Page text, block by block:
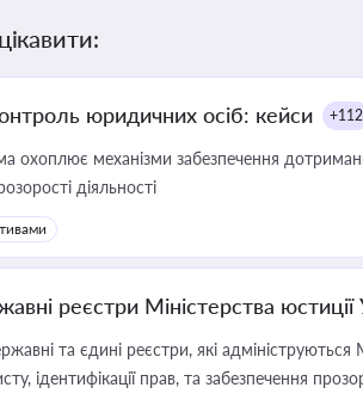
юридичних осіб: кейси +112
охоплює механізми забезпечення
діяльності
реєстри Міністерства юстиції
та єдині реєстри, які
ідентифікації прав, та забезпечення